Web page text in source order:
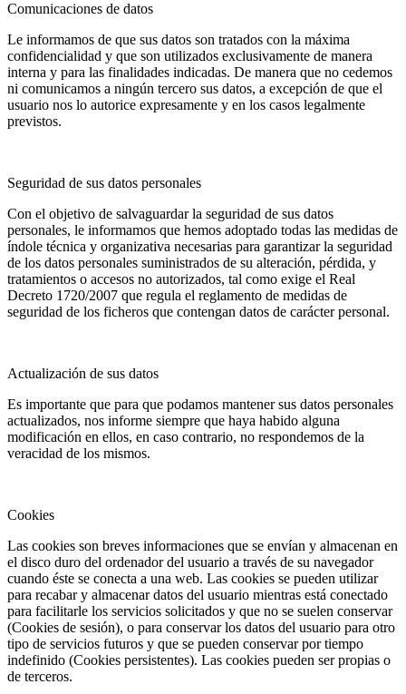
Comunicaciones de datos
Le informamos de que sus datos son tratados con la máxima
confidencialidad y que son utilizados exclusivamente de manera
interna y para las finalidades indicadas. De manera que no cedemos
ni comunicamos a ningún tercero sus datos, a excepción de que el
usuario nos lo autorice expresamente y en los casos legalmente
previstos.
Seguridad de sus datos personales
Con el objetivo de salvaguardar la seguridad de sus datos
personales, le informamos que hemos adoptado todas las medidas de
índole técnica y organizativa necesarias para garantizar la seguridad
de los datos personales suministrados de su alteración, pérdida, y
tratamientos o accesos no autorizados, tal como exige el Real
Decreto 1720/2007 que regula el reglamento de medidas de
seguridad de los ficheros que contengan datos de carácter personal.
Actualización de sus datos
Es importante que para que podamos mantener sus datos personales
actualizados, nos informe siempre que haya habido alguna
modificación en ellos, en caso contrario, no respondemos de la
veracidad de los mismos.
Cookies
Las cookies son breves informaciones que se envían y almacenan en
el disco duro del ordenador del usuario a través de su navegador
cuando éste se conecta a una web. Las cookies se pueden utilizar
para recabar y almacenar datos del usuario mientras está conectado
para facilitarle los servicios solicitados y que no se suelen conservar
(Cookies de sesión), o para conservar los datos del usuario para otro
tipo de servicios futuros y que se pueden conservar por tiempo
indefinido (Cookies persistentes). Las cookies pueden ser propias o
de terceros.